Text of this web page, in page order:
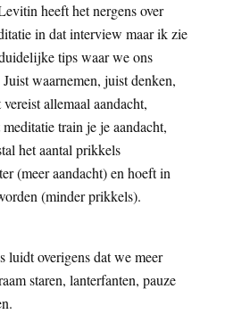
heeft het nergens over
in dat interview maar ik zie
tips waar we ons
waarnemen, juist denken,
allemaal aandacht,
train je je aandacht,
het aantal prikkels
(meer aandacht) en hoeft in
(minder prikkels).
luidt overigens dat we meer
staren, lanterfanten, pauze